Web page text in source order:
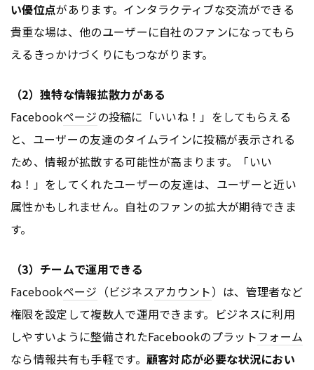
い優位点があります。インタラクティブな交流ができる
貴重な場は、他のユーザーに自社のファンになってもら
えるきっかけづくりにもつながります。
（2）独特な情報拡散力がある
Facebookページの投稿に「いいね！」をしてもらえる
と、ユーザーの友達のタイムラインに投稿が表示される
ため、情報が拡散する可能性が高まります。「いい
ね！」をしてくれたユーザーの友達は、ユーザーと近い
属性かもしれません。自社のファンの拡大が期待できま
す。
（3）チームで運用できる
Facebookページ （ビジネスアカウント）は、管理者など
権限を設定して複数人で運用できます。ビジネスに利用
しやすいように整備されたFacebookのプラットフォーム
なら情報共有も手軽です。 顧客対応が必要な状況におい